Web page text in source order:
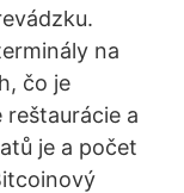
na
čo je
a
je a počet